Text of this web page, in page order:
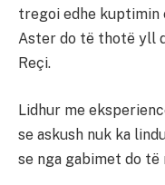
tregoi edhe kuptimin
Aster do të thotë yll
Reçi.
Lidhur me
se askush nuk ka
se nga gabimet do të